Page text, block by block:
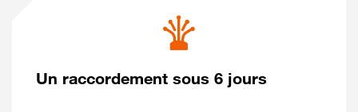
Un raccordement sous 6 jours